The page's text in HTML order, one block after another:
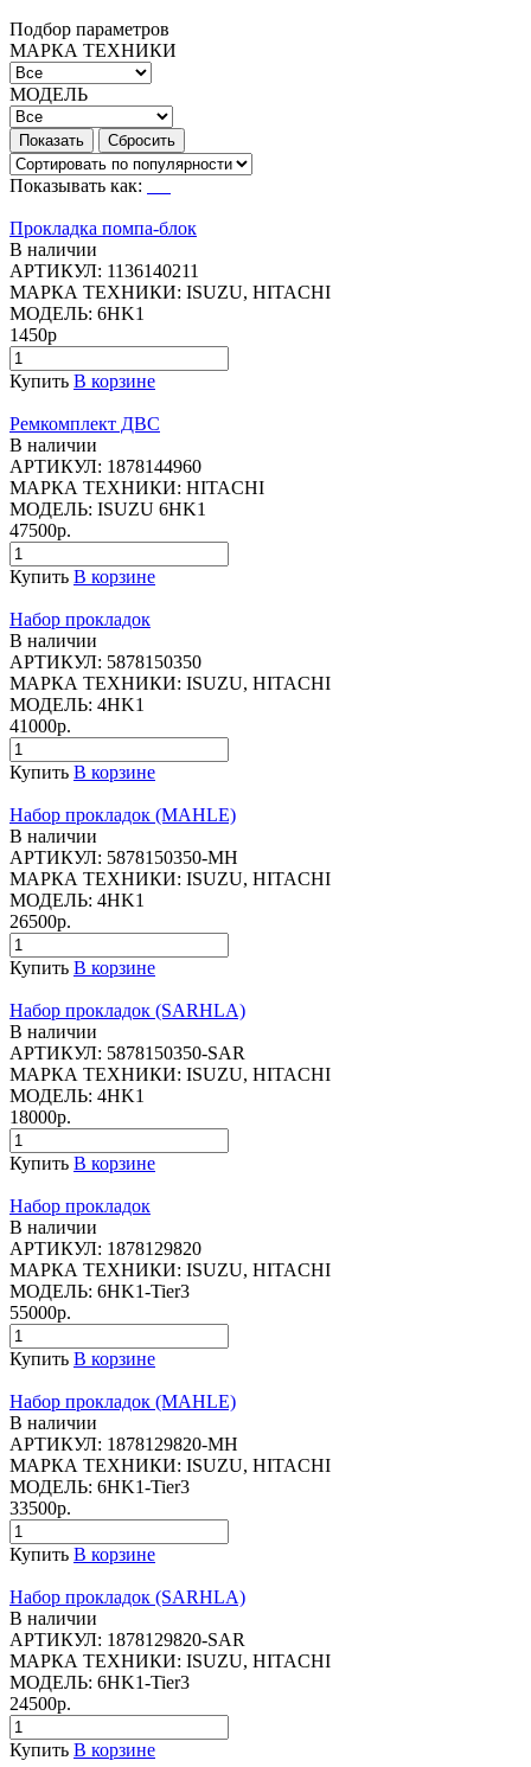
Подбор параметров
МАРКА ТЕХНИКИ
МОДЕЛЬ
Показывать как:
Прокладка помпа-блок
В наличии
АРТИКУЛ: 1136140211
МАРКА ТЕХНИКИ: ISUZU, HITACHI
МОДЕЛЬ: 6HK1
1450р
Купить В корзине
Ремкомплект ДВС
В наличии
АРТИКУЛ: 1878144960
МАРКА ТЕХНИКИ: HITACHI
МОДЕЛЬ: ISUZU 6HK1
47500р.
Купить В корзине
Набор прокладок
В наличии
АРТИКУЛ: 5878150350
МАРКА ТЕХНИКИ: ISUZU, HITACHI
МОДЕЛЬ: 4HK1
41000р.
Купить В корзине
Набор прокладок (MAHLE)
В наличии
АРТИКУЛ: 5878150350-MH
МАРКА ТЕХНИКИ: ISUZU, HITACHI
МОДЕЛЬ: 4HK1
26500р.
Купить В корзине
Набор прокладок (SARHLA)
В наличии
АРТИКУЛ: 5878150350-SAR
МАРКА ТЕХНИКИ: ISUZU, HITACHI
МОДЕЛЬ: 4HK1
18000р.
Купить В корзине
Набор прокладок
В наличии
АРТИКУЛ: 1878129820
МАРКА ТЕХНИКИ: ISUZU, HITACHI
МОДЕЛЬ: 6HK1-Tier3
55000р.
Купить В корзине
Набор прокладок (MAHLE)
В наличии
АРТИКУЛ: 1878129820-MH
МАРКА ТЕХНИКИ: ISUZU, HITACHI
МОДЕЛЬ: 6HK1-Tier3
33500р.
Купить В корзине
Набор прокладок (SARHLA)
В наличии
АРТИКУЛ: 1878129820-SAR
МАРКА ТЕХНИКИ: ISUZU, HITACHI
МОДЕЛЬ: 6HK1-Tier3
24500р.
Купить В корзине